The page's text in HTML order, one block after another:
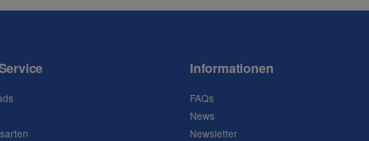
Informationen
FAQs
News
Newsletter